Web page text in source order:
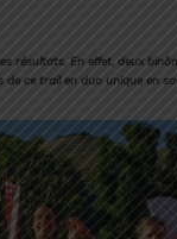
résultats. En effet, deux
de ce trail en duo unique en